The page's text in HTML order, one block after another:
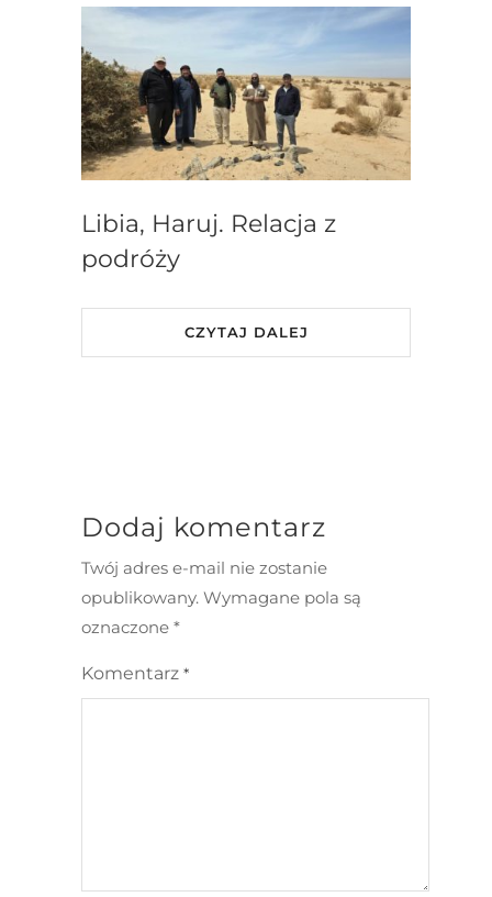
Libia, Haruj. Relacja z
podróży
CZYTAJ DALEJ
Dodaj komentarz
Twój adres e-mail nie zostanie
opublikowany. Wymagane pola są
oznaczone *
Komentarz *